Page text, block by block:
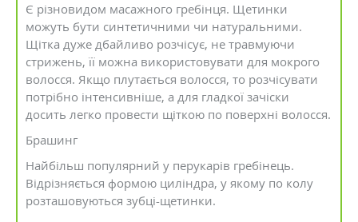
Є різновидом масажного гребінця. Щетинки
можуть бути синтетичними чи натуральними.
Щітка дуже дбайливо розчісує, не травмуючи
стрижень, її можна використовувати для мокрого
волосся. Якщо плутається волосся, то розчісувати
потрібно інтенсивніше, а для гладкої зачіски
досить легко провести щіткою по поверхні волосся.
Брашинг
Найбільш популярний у перукарів гребінець.
Відрізняється формою циліндра, у якому по колу
розташовуються зубці-щетинки.